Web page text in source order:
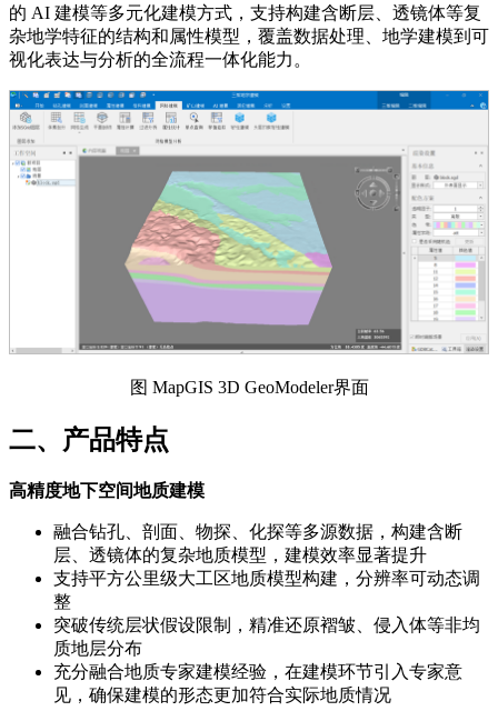
的 AI 建模等多元化建模方式，支持构建含断层、透镜体等复
杂地学特征的结构和属性模型，覆盖数据处理、地学建模到可
视化表达与分析的全流程一体化能力。
图 MapGIS 3D GeoModeler界面
二、产品特点
高精度地下空间地质建模
融合钻孔、剖面、物探、化探等多源数据，构建含断
层、透镜体的复杂地质模型，建模效率显著提升
支持平方公里级大工区地质模型构建，分辨率可动态调
整
突破传统层状假设限制，精准还原褶皱、侵入体等非均
质地层分布
充分融合地质专家建模经验，在建模环节引入专家意
见，确保建模的形态更加符合实际地质情况